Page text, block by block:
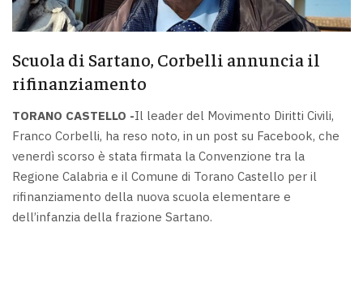
Scuola di Sartano, Corbelli annuncia il
rifinanziamento
TORANO CASTELLO -Il leader del Movimento Diritti Civili,
Franco Corbelli, ha reso noto, in un post su Facebook, che
venerdì scorso è stata firmata la Convenzione tra la
Regione Calabria e il Comune di Torano Castello per il
rifinanziamento della nuova scuola elementare e
dell’infanzia della frazione Sartano.